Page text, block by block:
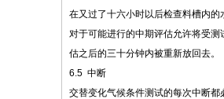
在又过了十六小时以后检查料槽内
对于可能进行的中期评估允许将受
估之后的三十分钟内被重新放回去。
6.5 中断
交替变化气候条件测试的每次中断